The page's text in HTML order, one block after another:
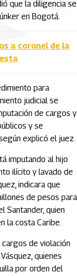
que la diligencia se
en Bogotá.
a coronel de la
para
judicial se
de cargos y
y se
explicó el juez.
imputando al hijo
ilícito y lavado de
indicara que
de pesos para
Santander, quien
la costa Caribe.
de violación
quienes
por orden del